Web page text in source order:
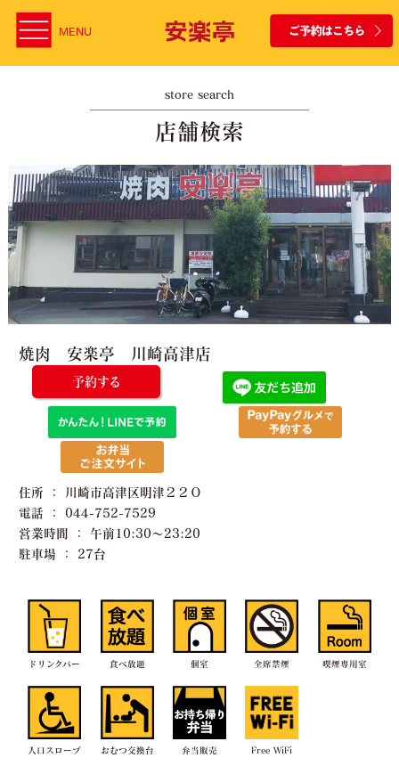
MENU
store search
店舗検索
焼肉 安楽亭 川崎高津店
予約する
住所 ： 川崎市高津区明津２２０
電話 ： 044-752-7529
営業時間 ： 午前10:30〜23:20
駐車場 ： 27台
ドリンクバー 食べ放題 個室 全席禁煙 喫煙専用室
入口スロープ おむつ交換台 弁当販売 Free WiFi